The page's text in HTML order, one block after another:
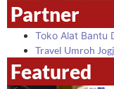
Partner
Toko Alat Bantu
Travel Umroh
Featured